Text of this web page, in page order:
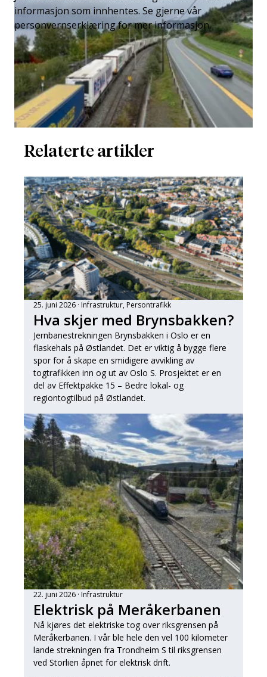
informasjon som innhentes. Se gjerne vår
personvernserklæring for mer informasjon.
Relaterte artikler
25. juni 2026 Infrastruktur, Persontrafikk
Hva skjer med Brynsbakken?
Jernbanestrekningen Brynsbakken i Oslo er en
flaskehals på Østlandet. Det er viktig å bygge flere
spor for å skape en smidigere avvikling av
togtrafikken inn og ut av Oslo S. Prosjektet er en
del av Effektpakke 15 – Bedre lokal- og
regiontogtilbud på Østlandet.
22. juni 2026 Infrastruktur
Elektrisk på Meråkerbanen
Nå kjøres det elektriske tog over riksgrensen på
Meråkerbanen. I vår ble hele den vel 100 kilometer
lande strekningen fra Trondheim S til riksgrensen
ved Storlien åpnet for elektrisk drift.